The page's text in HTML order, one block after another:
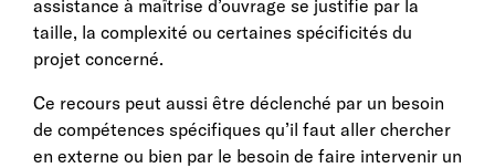
assistance à maîtrise d’ouvrage se justifie par la
taille, la complexité ou certaines spécificités du
projet concerné.
Ce recours peut aussi être déclenché par un besoin
de compétences spécifiques qu’il faut aller chercher
en externe ou bien par le besoin de faire intervenir un